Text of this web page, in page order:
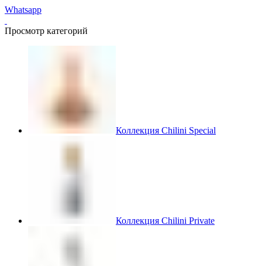
Whatsapp
Просмотр категорий
Коллекция Chilini Special
Коллекция Chilini Private